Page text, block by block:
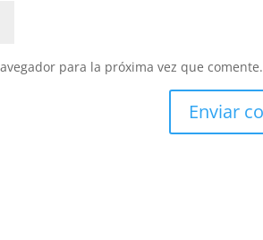
para la próxima vez que comente.